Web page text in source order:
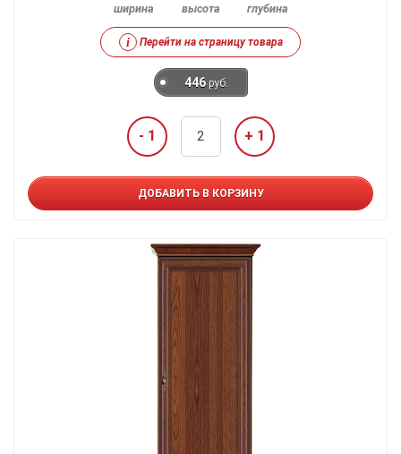
ширина высота глубина
i Перейти на страницу товара
446 руб.
- 1 + 1
ДОБАВИТЬ В КОРЗИНУ